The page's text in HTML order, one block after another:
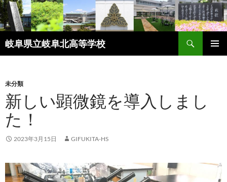
岐阜県立岐阜北高等学校
索
ン
ツ
へ
ス
キ
ッ
未分類
新しい顕微鏡を導入しまし
た！
2023年3月15日 GIFUKITA-HS